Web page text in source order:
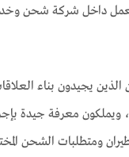
داخل شركة شحن
الذين يجيدون بناء
ويملكون معرفة جيدة
ومتطلبات الشحن